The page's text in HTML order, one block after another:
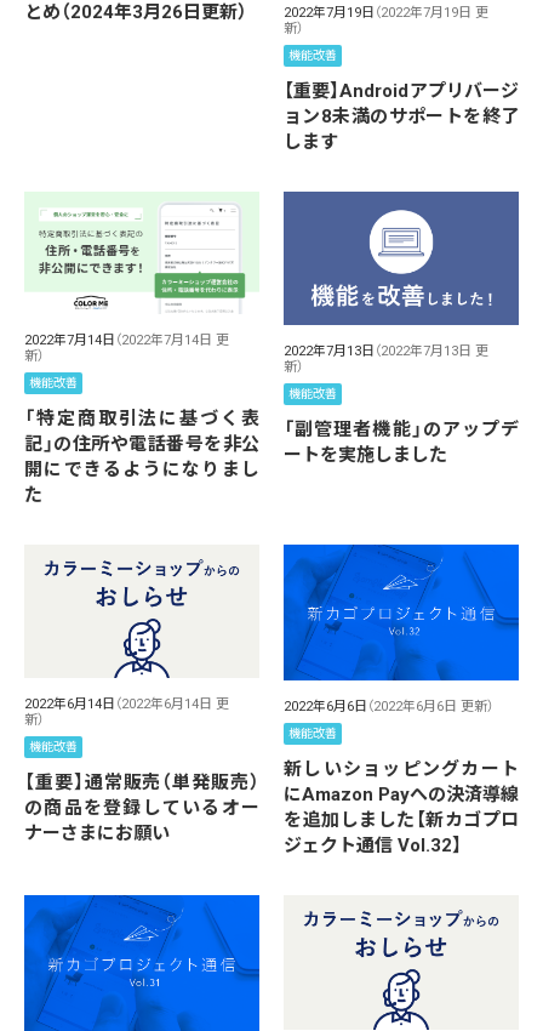
とめ（2024年3月26日更新）
2022年7月19日 （2022年7月19日 更
新）
機能改善
【重要】Androidアプリバージ
ョン8未満のサポートを終了
します
2022年7月14日 （2022年7月14日 更
新）
機能改善
「特定商取引法に基づく表
記」の住所や電話番号を非公
開にできるようになりまし
た
2022年7月13日 （2022年7月13日 更
新）
機能改善
「副管理者機能」のアップデ
ートを実施しました
2022年6月14日 （2022年6月14日 更
新）
機能改善
【重要】通常販売（単発販売）
の商品を登録しているオー
ナーさまにお願い
2022年6月6日 （2022年6月6日 更新）
機能改善
新しいショッピングカート
にAmazon Payへの決済導線
を追加しました【新カゴプロ
ジェクト通信 Vol.32】